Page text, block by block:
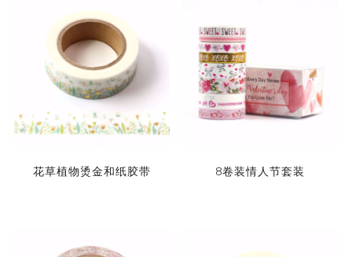
花草植物烫金和纸胶带 8卷装情人节套装